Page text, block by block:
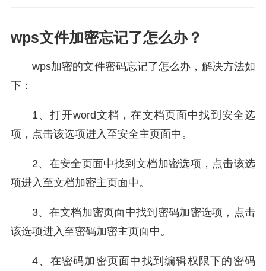
wps文件加密忘记了怎么办？
wps加密的文件密码忘记了怎么办，解决方法如
下：
1、打开word文档，在文档页面中找到安全选
项，点击该选项进入至安全主页面中。
2、在安全页面中找到文档加密选项，点击该选
项进入至文档加密主页面中。
3、在文档加密页面中找到密码加密选项，点击
该选项进入至密码加密主页面中。
4、在密码加密页面中找到编辑权限下的密码